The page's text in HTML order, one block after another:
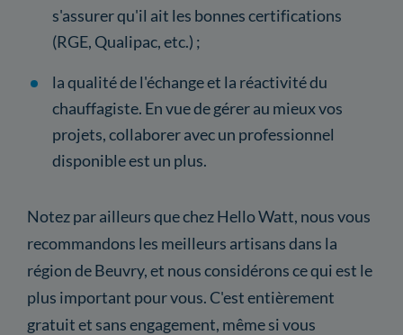
s'assurer qu'il ait les bonnes certifications
(RGE, Qualipac, etc.) ;
la qualité de l'échange et la réactivité du
chauffagiste. En vue de gérer au mieux vos
projets, collaborer avec un professionnel
disponible est un plus.
Notez par ailleurs que chez Hello Watt, nous vous
recommandons les meilleurs artisans dans la
région de Beuvry, et nous considérons ce qui est le
plus important pour vous. C'est entièrement
gratuit et sans engagement, même si vous